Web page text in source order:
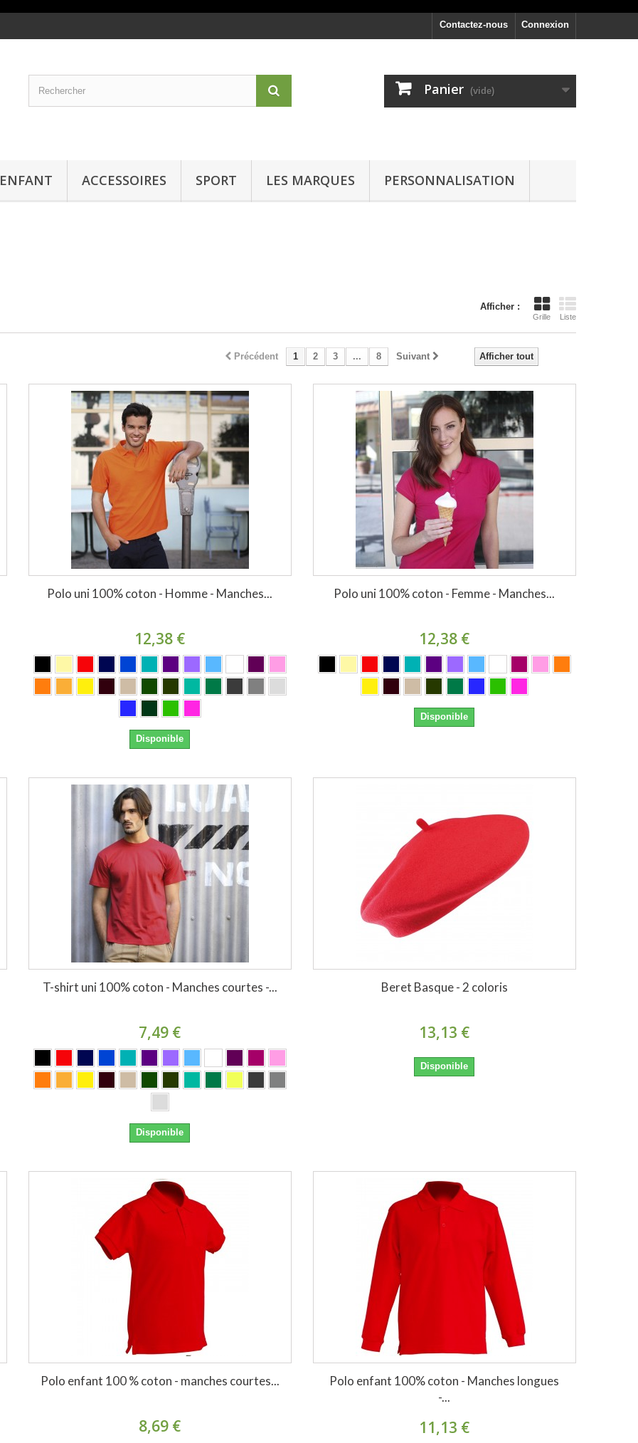
Connexion
Contactez-nous
Panier (vide)
ENFANT ACCESSOIRES SPORT LES MARQUES PERSONNALISATION
Afficher :
Grille Liste
Afficher tout
Précédent 1 2 3 ... 8 Suivant
Polo uni 100% coton - Homme - Manches...
12,38 €
Disponible
Polo uni 100% coton - Femme - Manches...
12,38 €
Disponible
T-shirt uni 100% coton - Manches courtes -...
7,49 €
Disponible
Beret Basque - 2 coloris
13,13 €
Disponible
Polo enfant 100 % coton - manches courtes...
8,69 €
Polo enfant 100% coton - Manches longues
-...
11,13 €